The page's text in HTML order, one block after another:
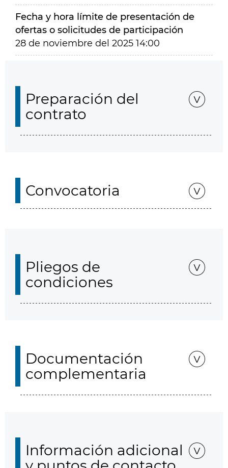
Fecha y hora límite de presentación de
ofertas o solicitudes de participación
28 de noviembre del 2025 14:00
Preparación del
contrato
Convocatoria
Pliegos de
condiciones
Documentación
complementaria
Información adicional